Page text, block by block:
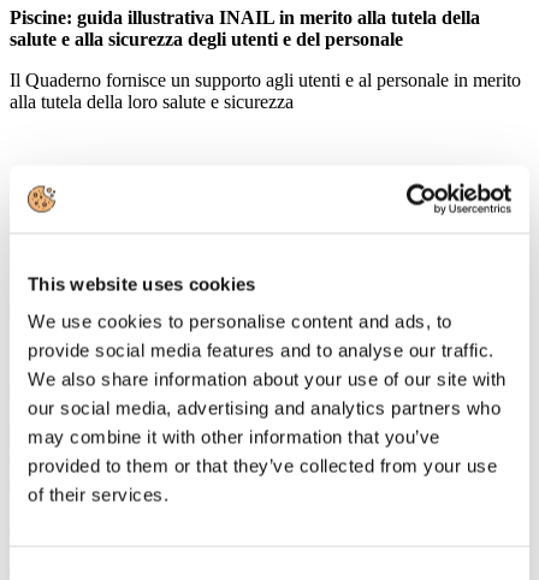
This website uses cookies
We use cookies to personalise content and ads, to
provide social media features and to analyse our traffic.
We also share information about your use of our site with
our social media, advertising and analytics partners who
may combine it with other information that you’ve
provided to them or that they’ve collected from your use
of their services.
Piscine: guida illustrativa INAIL in merito alla tutela della
salute e alla sicurezza degli utenti e del personale
Il Quaderno fornisce un supporto agli utenti e al personale in merito
alla tutela della loro salute e sicurezza
Circolari
Modalità per il pagamento dei compensi 2015 dovuti a Nuovo Imaie
Rassegna Stampa
Dopo Londra è Fiumicino lo scalo che offre i servizi migliori in
Europa
TRAVELNOSTOP